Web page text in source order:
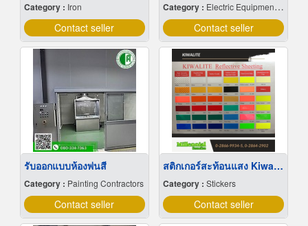
Category : Iron
Contact seller
Category : Electric Equipment & Supplies-Retail
Contact seller
รับออกแบบห้องพ่นสี
Category : Painting Contractors
Contact seller
สติกเกอร์สะท้อนแสง Kiwalite
Category : Stickers
Contact seller